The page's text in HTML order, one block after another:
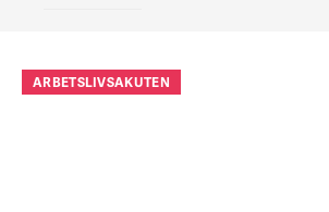
ARBETSLIVSAKUTEN